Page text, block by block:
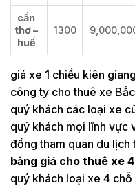
cần
thơ –
huế
1300
giá xe 1 chiều kiên giang
công ty cho thuê xe
quý khách các loại xe
quý khách mọi lĩnh vực
đồng tham quan du lịch
bảng giá cho thuê xe
quý khách loại xe 4